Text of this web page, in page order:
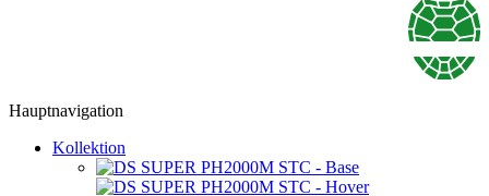
Hauptnavigation
Kollektion